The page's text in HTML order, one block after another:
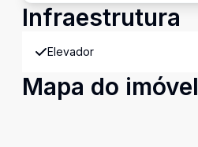
Infraestrutura
Elevador
Mapa do imóvel